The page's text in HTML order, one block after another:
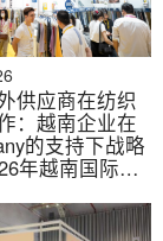
- 专业灯光
北宁 - 北部
年越南暖通
供应商在纺织
：越南企业在
的支持下战略
年越南国际纺
）